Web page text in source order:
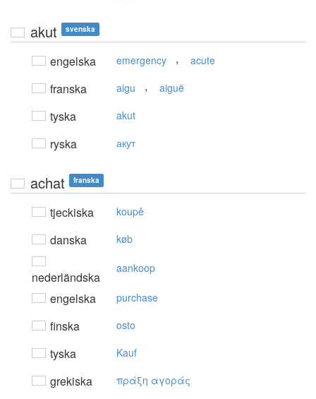
akut svenska
engelska emergency , acute
franska aigu , aiguë
tyska akut
ryska акут
achat franska
tjeckiska koupě
danska køb
nederländska
aankoop
engelska purchase
finska osto
tyska Kauf
grekiska πράξη αγoράς